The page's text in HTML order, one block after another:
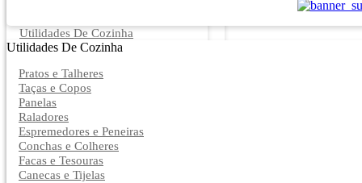
Utilidades De Cozinha
Utilidades De Cozinha
Pratos e Talheres
Taças e Copos
Panelas
Raladores
Espremedores e Peneiras
Conchas e Colheres
Facas e Tesouras
Canecas e Tijelas